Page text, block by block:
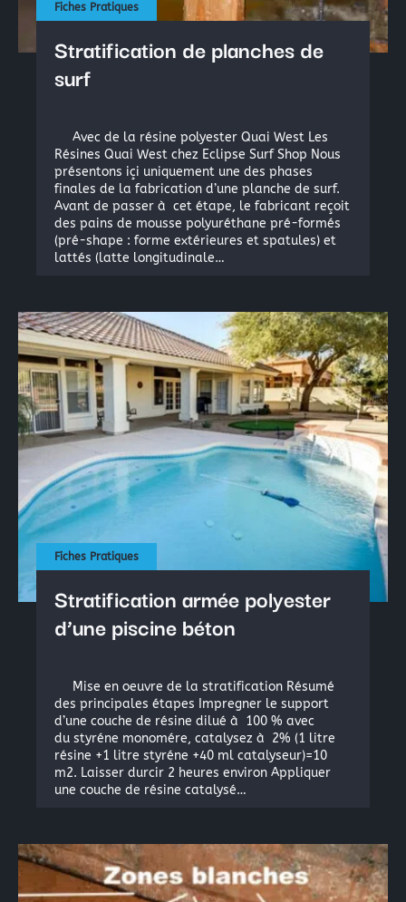
Fiches Pratiques
Stratification de planches de
surf
Avec de la résine polyester Quai West Les
Résines Quai West chez Eclipse Surf Shop Nous
présentons içi uniquement une des phases
finales de la fabrication d’une planche de surf.
Avant de passer à cet étape, le fabricant reçoit
des pains de mousse polyuréthane pré-formés
(pré-shape : forme extérieures et spatules) et
lattés (latte longitudinale…
Fiches Pratiques
Stratification armée polyester
d’une piscine béton
Mise en oeuvre de la stratification Résumé
des principales étapes Impregner le support
d’une couche de résine dilué à 100 % avec
du styréne monomére, catalysez à 2% (1 litre
résine +1 litre styréne +40 ml catalyseur)=10
m2. Laisser durcir 2 heures environ Appliquer
une couche de résine catalysé…